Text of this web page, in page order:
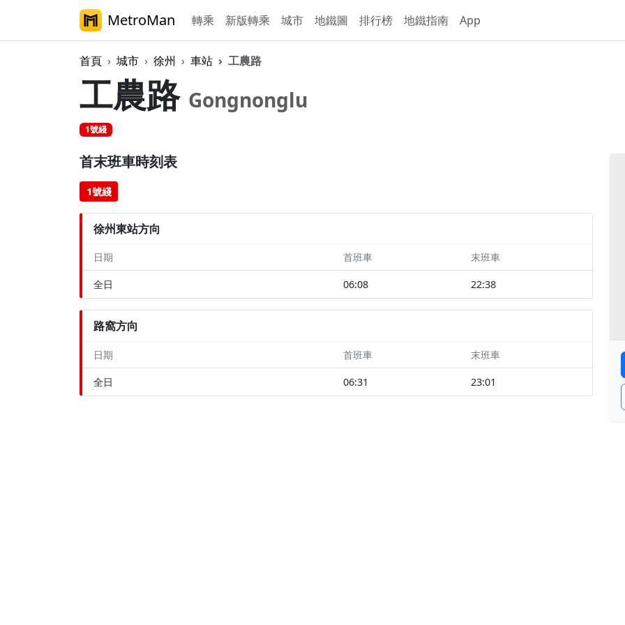
MetroMan 轉乘 新版轉乘 城市 地鐵圖 排行榜 地鐵指南 App
首頁 城市 徐州 車站 工農路
工農路 Gongnonglu
1號綫
首末班車時刻表
1號綫
徐州東站方向
日期 首班車 末班車
全日 06:08 22:38
路窩方向
日期 首班車 末班車
全日 06:31 23:01